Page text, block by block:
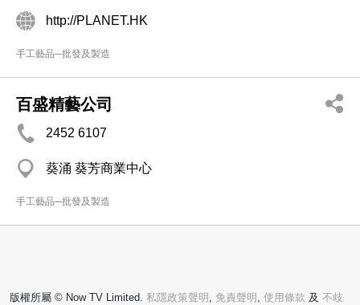
http://PLANET.HK
手工藝品─批發及製造
百盛精藝公司
2452 6107
葵涌 葵芳商業中心
手工藝品─批發及製造
版權所屬 © Now TV Limited. 私隱政策聲明 , 免責聲明 , 使用條款 及 不歧